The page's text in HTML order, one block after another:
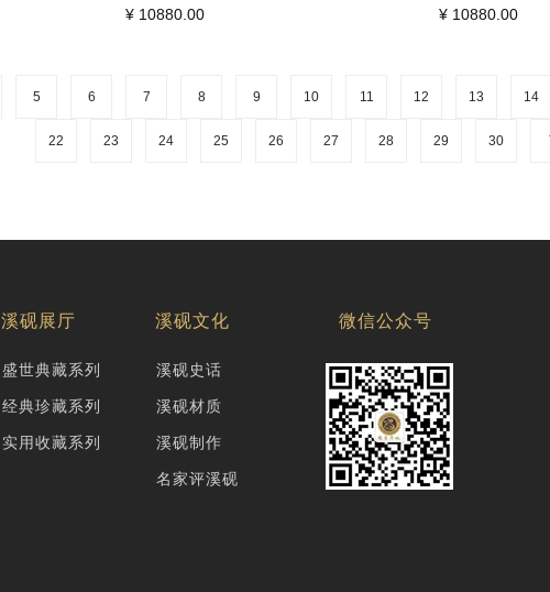
¥ 10880.00 ¥ 10880.00
5 6 7 8 9 10 11 12 13 14
22 23 24 25 26 27 28 29 30
溪砚展厅
盛世典藏系列
经典珍藏系列
实用收藏系列
溪砚文化
溪砚史话
溪砚材质
溪砚制作
名家评溪砚
微信公众号